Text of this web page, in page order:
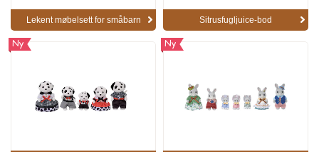
Lekent møbelsett for småbarn Sitrusfugljuice-bod
Ny Ny